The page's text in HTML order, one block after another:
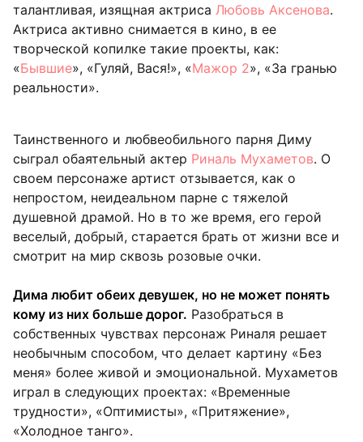
талантливая, изящная актриса Любовь Аксенова.
Актриса активно снимается в кино, в ее
творческой копилке такие проекты, как:
«Бывшие», «Гуляй, Вася!», «Мажор 2», «За гранью
реальности».
Таинственного и любвеобильного парня Диму
сыграл обаятельный актер Риналь Мухаметов. О
своем персонаже артист отзывается, как о
непростом, неидеальном парне с тяжелой
душевной драмой. Но в то же время, его герой
веселый, добрый, старается брать от жизни все и
смотрит на мир сквозь розовые очки.
Дима любит обеих девушек, но не может понять
кому из них больше дорог. Разобраться в
собственных чувствах персонаж Риналя решает
необычным способом, что делает картину «Без
меня» более живой и эмоциональной. Мухаметов
играл в следующих проектах: «Временные
трудности», «Оптимисты», «Притяжение»,
«Холодное танго».